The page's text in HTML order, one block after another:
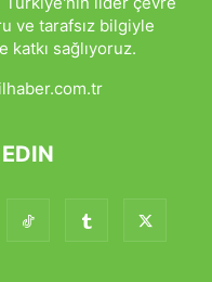
ve tarafsız bilgiyle
sağlıyoruz.